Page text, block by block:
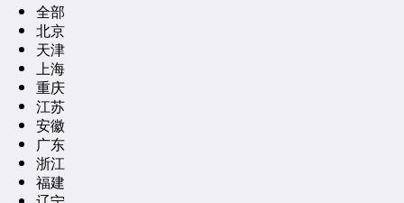
全部
北京
天津
上海
重庆
江苏
安徽
广东
浙江
福建